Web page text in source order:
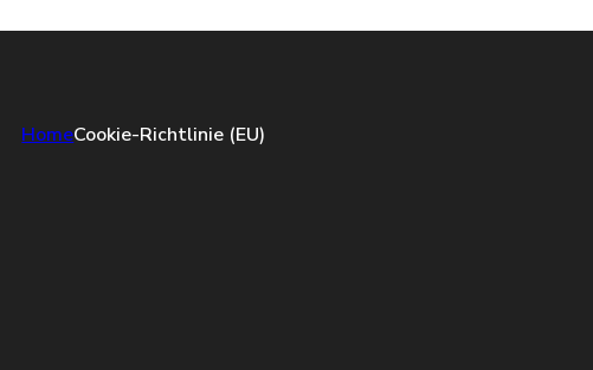
HomeCookie-Richtlinie (EU)